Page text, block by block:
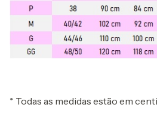
* Todas as medidas estão em